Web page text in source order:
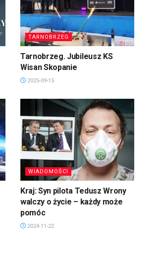
TARNOBRZEG
Tarnobrzeg. Jubileusz KS
Wisan Skopanie
2025-09-15
WIADOMOŚCI
Kraj: Syn pilota Tedusz Wrony
walczy o życie – każdy może
pomóc
2024-11-22